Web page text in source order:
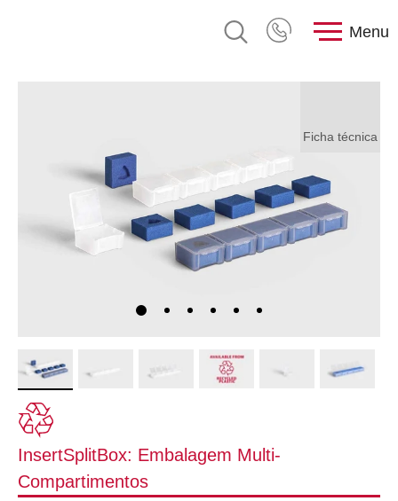
Menu
Ficha técnica
InsertSplitBox: Embalagem Multi-
Compartimentos